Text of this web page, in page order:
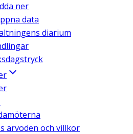
ner
data
diarium
arvoden och villkor